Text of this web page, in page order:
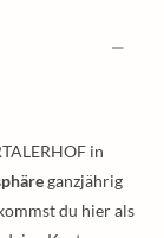
in
ganzjährig
du hier als